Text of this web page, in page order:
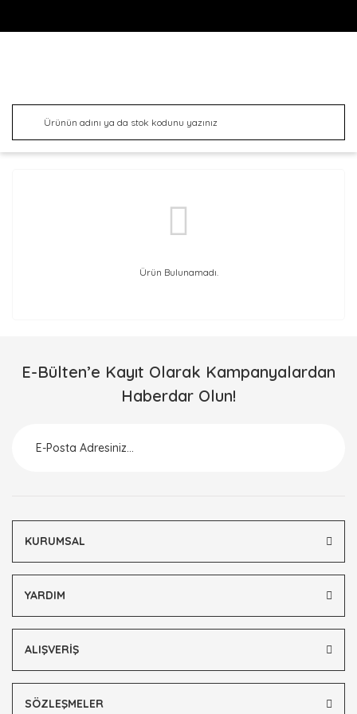
Ürün Bulunamadı.
E-Bülten’e Kayıt Olarak Kampanyalardan
Haberdar Olun!
KURUMSAL
YARDIM
ALIŞVERİŞ
SÖZLEŞMELER